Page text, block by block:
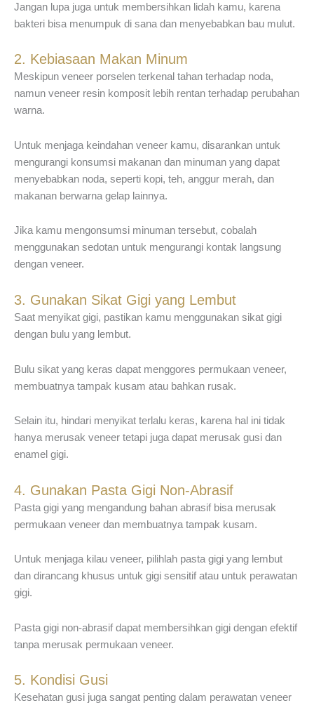
Jangan lupa juga untuk membersihkan lidah kamu, karena
bakteri bisa menumpuk di sana dan menyebabkan bau mulut.
2. Kebiasaan Makan Minum
Meskipun veneer porselen terkenal tahan terhadap noda,
namun veneer resin komposit lebih rentan terhadap perubahan
warna.
Untuk menjaga keindahan veneer kamu, disarankan untuk
mengurangi konsumsi makanan dan minuman yang dapat
menyebabkan noda, seperti kopi, teh, anggur merah, dan
makanan berwarna gelap lainnya.
Jika kamu mengonsumsi minuman tersebut, cobalah
menggunakan sedotan untuk mengurangi kontak langsung
dengan veneer.
3. Gunakan Sikat Gigi yang Lembut
Saat menyikat gigi, pastikan kamu menggunakan sikat gigi
dengan bulu yang lembut.
Bulu sikat yang keras dapat menggores permukaan veneer,
membuatnya tampak kusam atau bahkan rusak.
Selain itu, hindari menyikat terlalu keras, karena hal ini tidak
hanya merusak veneer tetapi juga dapat merusak gusi dan
enamel gigi.
4. Gunakan Pasta Gigi Non-Abrasif
Pasta gigi yang mengandung bahan abrasif bisa merusak
permukaan veneer dan membuatnya tampak kusam.
Untuk menjaga kilau veneer, pilihlah pasta gigi yang lembut
dan dirancang khusus untuk gigi sensitif atau untuk perawatan
gigi.
Pasta gigi non-abrasif dapat membersihkan gigi dengan efektif
tanpa merusak permukaan veneer.
5. Kondisi Gusi
Kesehatan gusi juga sangat penting dalam perawatan veneer